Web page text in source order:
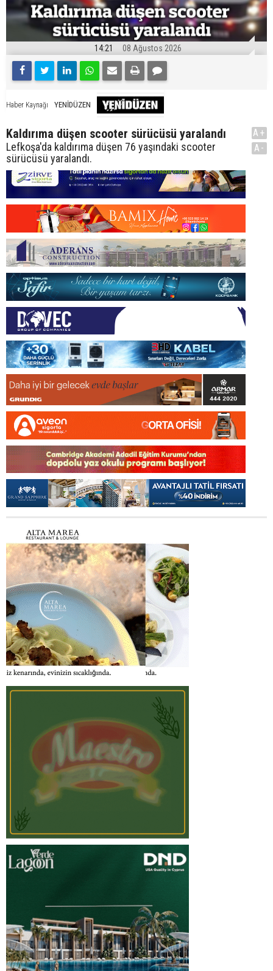
14:21 08 Ağustos 2026
Haber Kaynağı YENİDÜZEN
Kaldırıma düşen scooter sürücüsü yaralandı
Lefkoşa'da kaldırıma düşen 76 yaşındaki scooter
sürücüsü yaralandı.
A+
A-